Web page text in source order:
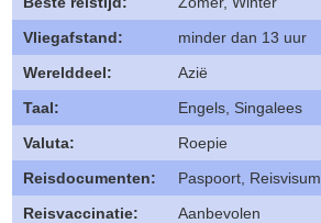
Vliegafstand:
minder dan 13 uur
Werelddeel:
Azië
Taal:
Engels, Singalees
Valuta:
Roepie
Reisdocumenten:
Paspoort, Reisvisum
Reisvaccinatie:
Aanbevolen